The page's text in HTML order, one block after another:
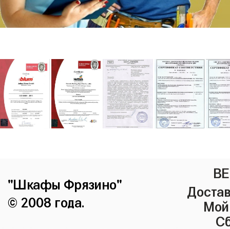
"Шкафы Фрязино"
© 2008 года.